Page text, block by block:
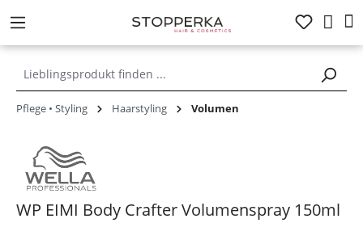
springen
Pflege • Styling Haarstyling Volumen
WP EIMI Body Crafter Volumenspray 150ml